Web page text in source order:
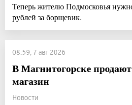
Теперь жителю Подмосковья
рублей за борщевик.
08:59, 7 авг 2026
В Магнитогорске
магазин
Новости